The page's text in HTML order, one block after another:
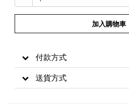
加入購物車
付款方式
送貨方式